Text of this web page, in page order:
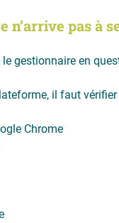
n’arrive pas à
gestionnaire en
il faut vérifier
Chrome